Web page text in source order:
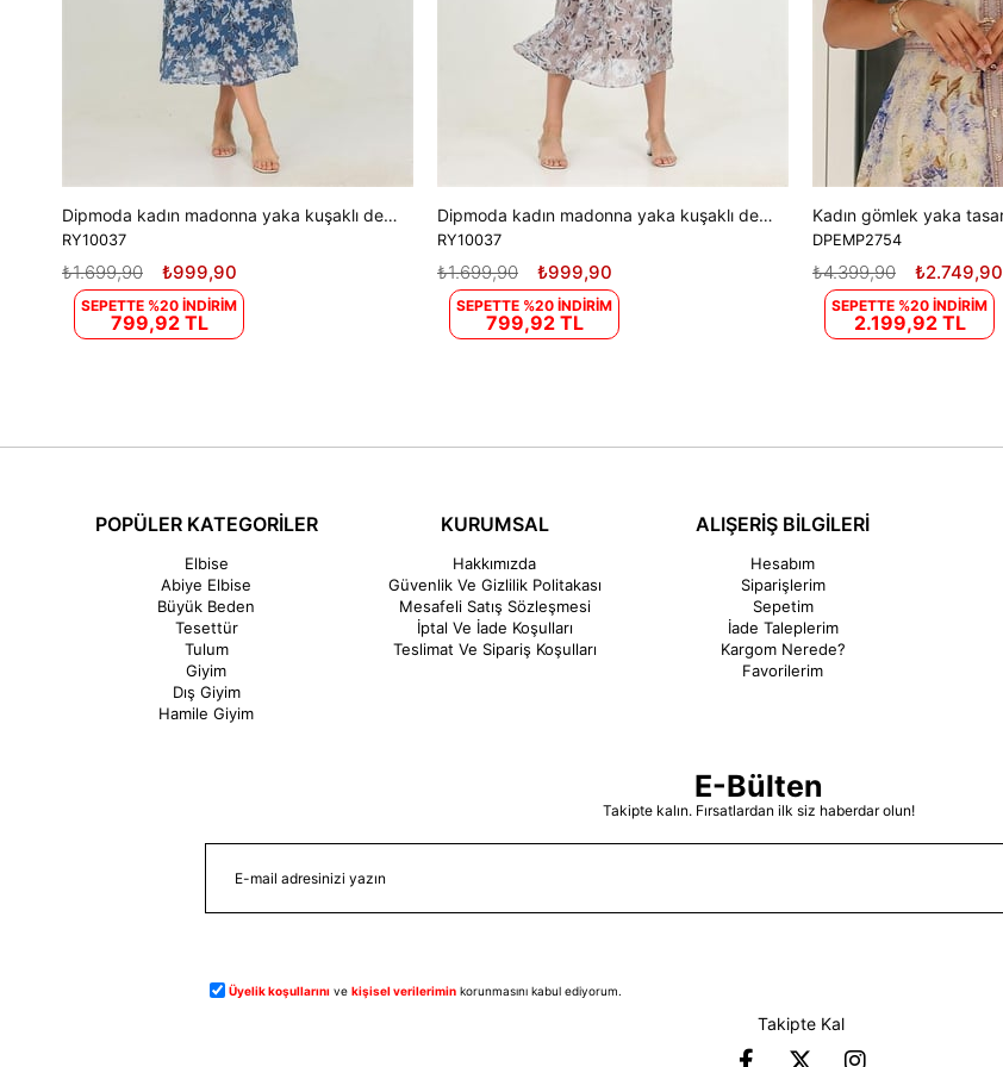
Dipmoda kadın madonna yaka kuşaklı desenli şifon elbise RY10037
RY10037
₺999,90
₺1.699,90
SEPETTE %20 İNDİRİM
799,92 TL
Dipmoda kadın madonna yaka kuşaklı desenli şifon elbise RY10037
RY10037
₺999,90
₺1.699,90
SEPETTE %20 İNDİRİM
799,92 TL
DPEMP2754
₺2.749,90
₺4.399,90
SEPETTE %20 İNDİRİM
2.199,92 TL
POPÜLER KATEGORİLER
Elbise
Abiye Elbise
Büyük Beden
Tesettür
Tulum
Giyim
Dış Giyim
Hamile Giyim
KURUMSAL
Hakkımızda
Güvenlik Ve Gizlilik Politakası
Mesafeli Satış Sözleşmesi
İptal Ve İade Koşulları
Teslimat Ve Sipariş Koşulları
ALIŞERİŞ BİLGİLERİ
Hesabım
Siparişlerim
Sepetim
İade Taleplerim
Kargom Nerede?
Favorilerim
E-Bülten
Takipte kalın. Fırsatlardan ilk siz haberdar olun!
Üyelik koşullarını ve kişisel verilerimin korunmasını kabul ediyorum.
Takipte Kal